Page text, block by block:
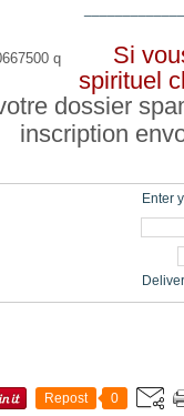
Si
spirituel
dossier
inscription
Enter
Repost 0